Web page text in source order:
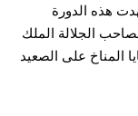
هذه الدورة
الجلالة الملك
المناخ على الصعيد